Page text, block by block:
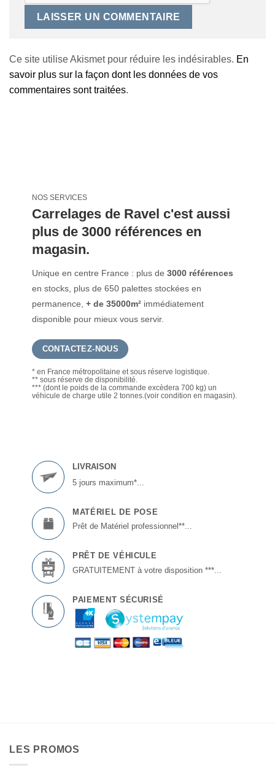
Ce site utilise Akismet pour réduire les indésirables. En
savoir plus sur la façon dont les données de vos
commentaires sont traitées.
NOS SERVICES
Carrelages de Ravel c'est aussi
plus de 3000 références en
magasin.
Unique en centre France : plus de3000 références
en stocks, plus de 650 palettes stockées en
permanence,+ de 35000m² immédiatement
disponible pour mieux vous servir.
CONTACTEZ-NOUS
* en France métropolitaine et sous réserve logistique.
** sous réserve de disponibilité.
*** (dont le poids de la commande excèdera 700 kg) un
véhicule de charge utile 2 tonnes.(voir condition en magasin).
LIVRAISON
5 jours maximum*...
MATÉRIEL DE POSE
Prêt de Matériel professionnel**...
PRÊT DE VÉHICULE
GRATUITEMENT à votre disposition ***...
PAIEMENT SÉCURISÉ
LES PROMOS